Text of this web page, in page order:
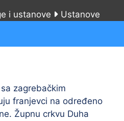
i ustanove Ustanove
zagrebačkim
franjevci na određeno
Župnu crkvu Duha